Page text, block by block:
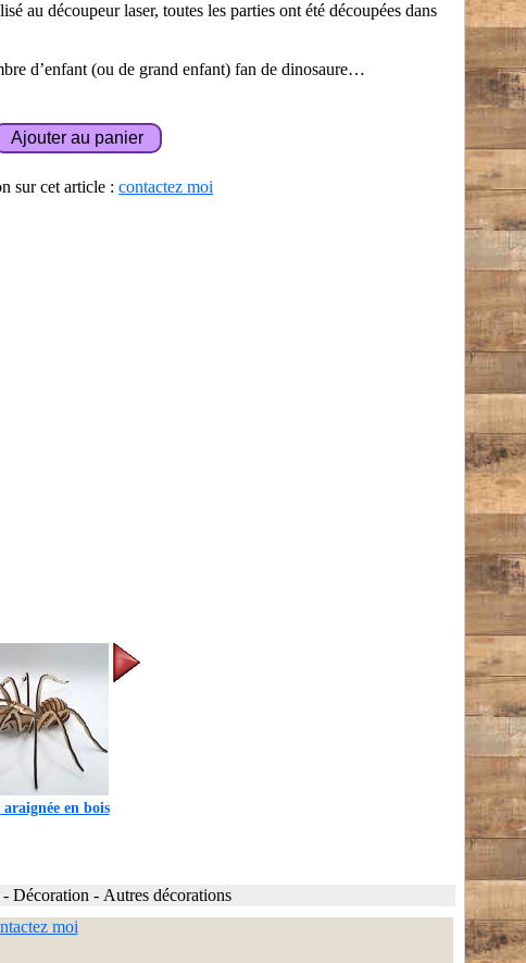
au découpeur laser, toutes les parties ont été découpées dans
d’enfant (ou de grand enfant) fan de dinosaure…
sur cet article :contactez moi
araignée en bois
Décoration - Autres décorations
moi